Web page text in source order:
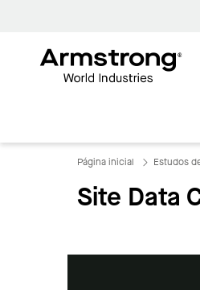
Página inicial Estudos
Site Data